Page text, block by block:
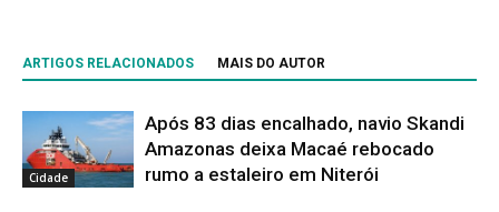
ARTIGOS RELACIONADOS MAIS DO AUTOR
Cidade
Após 83 dias encalhado, navio Skandi
Amazonas deixa Macaé rebocado
rumo a estaleiro em Niterói